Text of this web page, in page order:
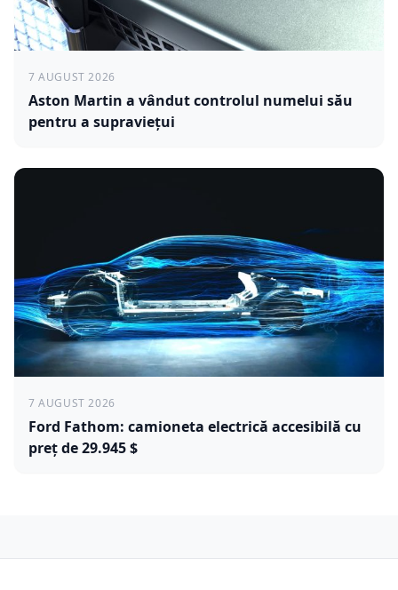
7 AUGUST 2026
Aston Martin a vândut controlul numelui său
pentru a supraviețui
7 AUGUST 2026
Ford Fathom: camioneta electrică accesibilă cu
preț de 29.945 $